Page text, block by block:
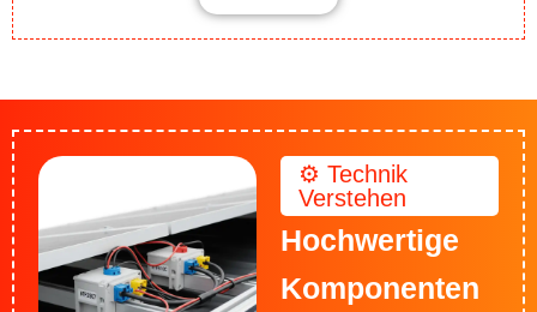
⚙️ Technik
Verstehen
Hochwertige
Komponenten